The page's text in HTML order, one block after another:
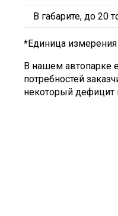
В габарите, до 20
*Единица
В нашем автопарке
потребностей
некоторый дефицит
очередь это